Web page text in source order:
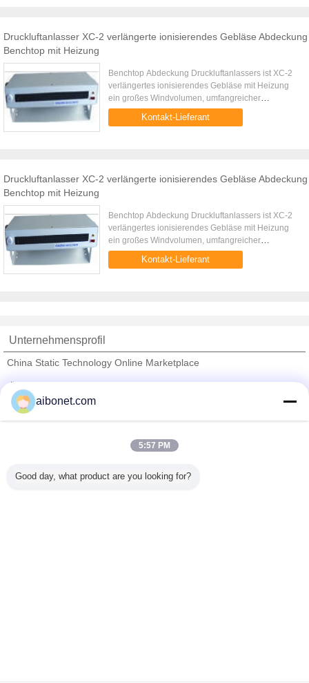
Druckluftanlasser XC-2 verlängerte ionisierendes Gebläse Abdeckung
Benchtop mit Heizung
Benchtop Abdeckung Druckluftanlassers ist XC-2
verlängertes ionisierendes Gebläse mit Heizung
ein großes Windvolumen, umfangreicher
Ioneneliminator. Kurze Neutralisationszeit, großer
Versorgungsbereich, mit ...
Kontakt-Lieferant
Druckluftanlasser XC-2 verlängerte ionisierendes Gebläse Abdeckung
Benchtop mit Heizung
Benchtop Abdeckung Druckluftanlassers ist XC-2
verlängertes ionisierendes Gebläse mit Heizung
ein großes Windvolumen, umfangreicher
Ioneneliminator. Kurze Neutralisationszeit, großer
Versorgungsbereich, mit ...
Kontakt-Lieferant
Unternehmensprofil
China Static Technology Online Marketplace
Trust Seal
Alle Produkte
aibonet.com
5:57 PM
Good day, what product are you looking for?